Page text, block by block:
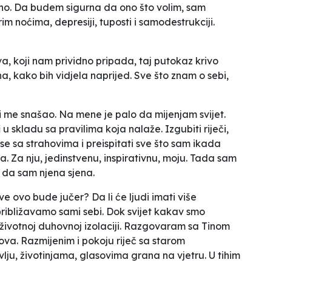
Da budem sigurna da ono što volim, sam
noćima, depresiji, tuposti i samodestrukciji.
koji nam prividno pripada, taj putokaz krivo
kako bih vidjela naprijed. Sve što znam o sebi,
snašao. Na mene je palo da mijenjam svijet.
skladu sa pravilima koja nalaže. Izgubiti riječi,
sa strahovima i preispitati sve što sam ikada
nju, jedinstvenu, inspirativnu, moju. Tada sam
sam njena sjena.
ovo bude jučer? Da li će ljudi imati više
sami sebi. Dok svijet kakav smo
duhovnoj izolaciji. Razgovaram sa Tinom
Razmijenim i pokoju riječ sa starom
životinjama, glasovima grana na vjetru. U tihim